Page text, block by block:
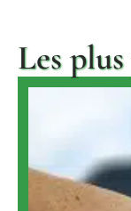
Les